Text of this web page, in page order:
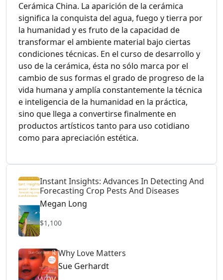
Cerámica China. La aparición de la cerámica
significa la conquista del agua, fuego y tierra por
la humanidad y es fruto de la capacidad de
transformar el ambiente material bajo ciertas
condiciones técnicas. En el curso de desarrollo y
uso de la cerámica, ésta no sólo marca por el
cambio de sus formas el grado de progreso de la
vida humana y amplía constantemente la técnica
e inteligencia de la humanidad en la práctica,
sino que llega a convertirse finalmente en
productos artísticos tanto para uso cotidiano
como para apreciación estética.
Instant Insights: Advances In Detecting And
Forecasting Crop Pests And Diseases
Megan Long
$1,100
Why Love Matters
Sue Gerhardt